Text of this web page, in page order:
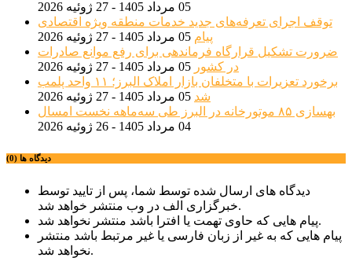
05 مرداد 1405 - 27 ژوئیه 2026
توقف اجرای تعرفه‌های جدید خدمات منطقه ویژه اقتصادی
پیام 05 مرداد 1405 - 27 ژوئیه 2026
ضرورت تشکیل قرارگاه فرماندهی برای رفع موانع صادرات
در کشور 05 مرداد 1405 - 27 ژوئیه 2026
برخورد تعزیرات با متخلفان بازار املاک البرز؛ ۱۱ واحد پلمب
شد 05 مرداد 1405 - 27 ژوئیه 2026
بهسازی ۸۵ موتورخانه در البرز طی سه‌ماهه نخست امسال
04 مرداد 1405 - 26 ژوئیه 2026
دیدگاه ها (0)
دیدگاه های ارسال شده توسط شما، پس از تایید توسط
خبرگزاری الف در وب منتشر خواهد شد.
پیام هایی که حاوی تهمت یا افترا باشد منتشر نخواهد شد.
پیام هایی که به غیر از زبان فارسی یا غیر مرتبط باشد منتشر
نخواهد شد.